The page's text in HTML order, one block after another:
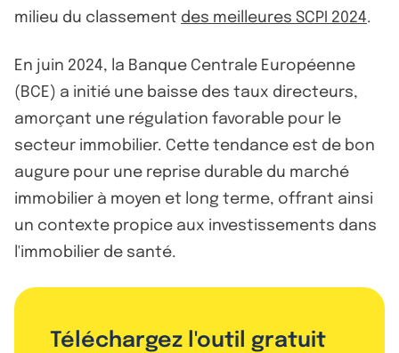
milieu du classement des meilleures SCPI 2024.
En juin 2024, la Banque Centrale Européenne
(BCE) a initié une baisse des taux directeurs,
amorçant une régulation favorable pour le
secteur immobilier. Cette tendance est de bon
augure pour une reprise durable du marché
immobilier à moyen et long terme, offrant ainsi
un contexte propice aux investissements dans
l'immobilier de santé.
Téléchargez l'outil gratuit